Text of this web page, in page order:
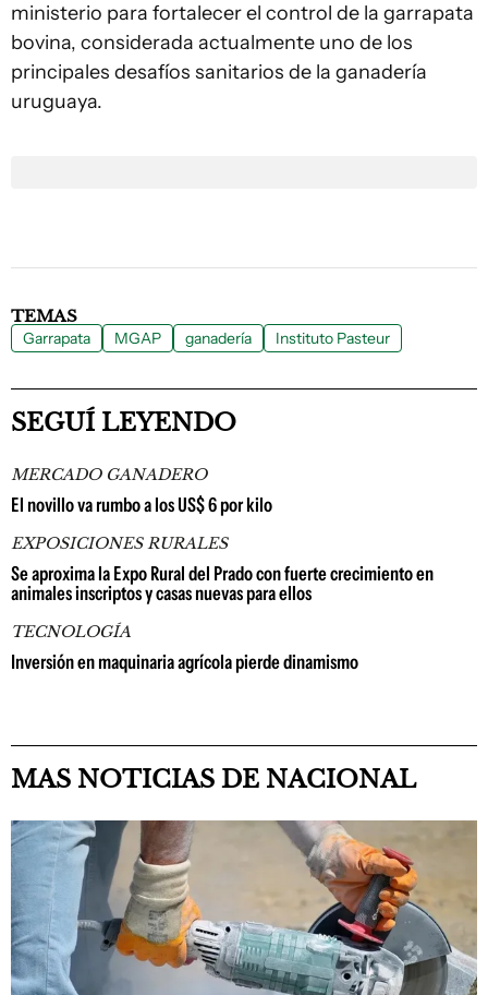
ministerio para fortalecer el control de la garrapata
bovina, considerada actualmente uno de los
principales desafíos sanitarios de la ganadería
uruguaya.
TEMAS
Garrapata MGAP ganadería Instituto Pasteur
SEGUÍ LEYENDO
MERCADO GANADERO
El novillo va rumbo a los US$ 6 por kilo
EXPOSICIONES RURALES
Se aproxima la Expo Rural del Prado con fuerte crecimiento en
animales inscriptos y casas nuevas para ellos
TECNOLOGÍA
Inversión en maquinaria agrícola pierde dinamismo
MAS NOTICIAS DE NACIONAL